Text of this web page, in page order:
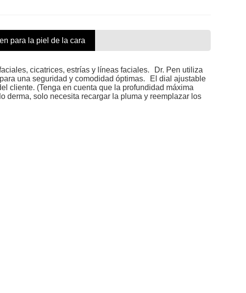
para la piel de la cara
cicatrices, estrías y líneas faciales.
Dr. Pen utiliza
una seguridad y comodidad óptimas.
El dial ajustable
cliente. (Tenga en cuenta que la profundidad máxima
derma, solo necesita recargar la pluma y reemplazar los